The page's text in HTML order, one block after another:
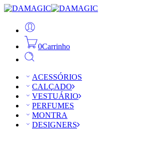
0Carrinho
ACESSÓRIOS
CALÇADO
VESTUÁRIO
PERFUMES
MONTRA
DESIGNERS